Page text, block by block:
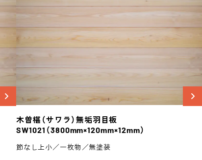
木曽椹（サワラ） 無垢羽目板
SW1021 （3800mm×120mm×12mm）
節なし上小／一枚物／無塗装